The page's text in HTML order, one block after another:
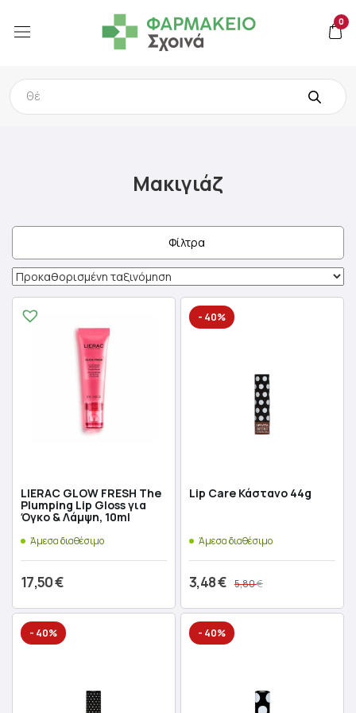
0
Products
search
Μακιγιάζ
Φίλτρα
LIERAC GLOW FRESH The
Plumping Lip Gloss για
Όγκο & Λάμψη, 10ml
Άμεσα διαθέσιμο
17,50€
Προσθήκη στο καλάθι
- 40%
Lip Care Κάστανο 44g
Άμεσα διαθέσιμο
5,80€
price
was:
3,48€
τρέχουσα
τιμή
Προσθήκη στο καλάθι
- 40%
- 40%